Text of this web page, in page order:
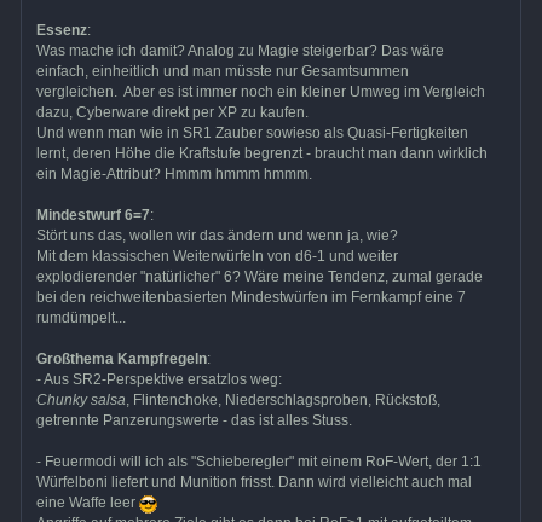
Essenz:
Was mache ich damit? Analog zu Magie steigerbar? Das wäre
einfach, einheitlich und man müsste nur Gesamtsummen
vergleichen. Aber es ist immer noch ein kleiner Umweg im Vergleich
dazu, Cyberware direkt per XP zu kaufen.
Und wenn man wie in SR1 Zauber sowieso als Quasi-Fertigkeiten
lernt, deren Höhe die Kraftstufe begrenzt - braucht man dann wirklich
ein Magie-Attribut? Hmmm hmmm hmmm.
Mindestwurf 6=7:
Stört uns das, wollen wir das ändern und wenn ja, wie?
Mit dem klassischen Weiterwürfeln von d6-1 und weiter
explodierender "natürlicher" 6? Wäre meine Tendenz, zumal gerade
bei den reichweitenbasierten Mindestwürfen im Fernkampf eine 7
rumdümpelt...
Großthema Kampfregeln:
- Aus SR2-Perspektive ersatzlos weg:
Chunky salsa, Flintenchoke, Niederschlagsproben, Rückstoß,
getrennte Panzerungswerte - das ist alles Stuss.
- Feuermodi will ich als "Schieberegler" mit einem RoF-Wert, der 1:1
Würfelboni liefert und Munition frisst. Dann wird vielleicht auch mal
eine Waffe leer